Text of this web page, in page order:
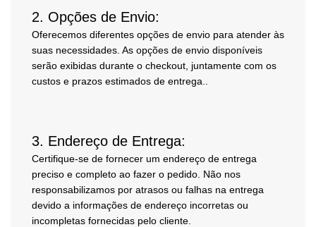
2. Opções de Envio:
Oferecemos diferentes opções de envio para atender às
suas necessidades. As opções de envio disponíveis
serão exibidas durante o checkout, juntamente com os
custos e prazos estimados de entrega..
3. Endereço de Entrega:
Certifique-se de fornecer um endereço de entrega
preciso e completo ao fazer o pedido. Não nos
responsabilizamos por atrasos ou falhas na entrega
devido a informações de endereço incorretas ou
incompletas fornecidas pelo cliente.